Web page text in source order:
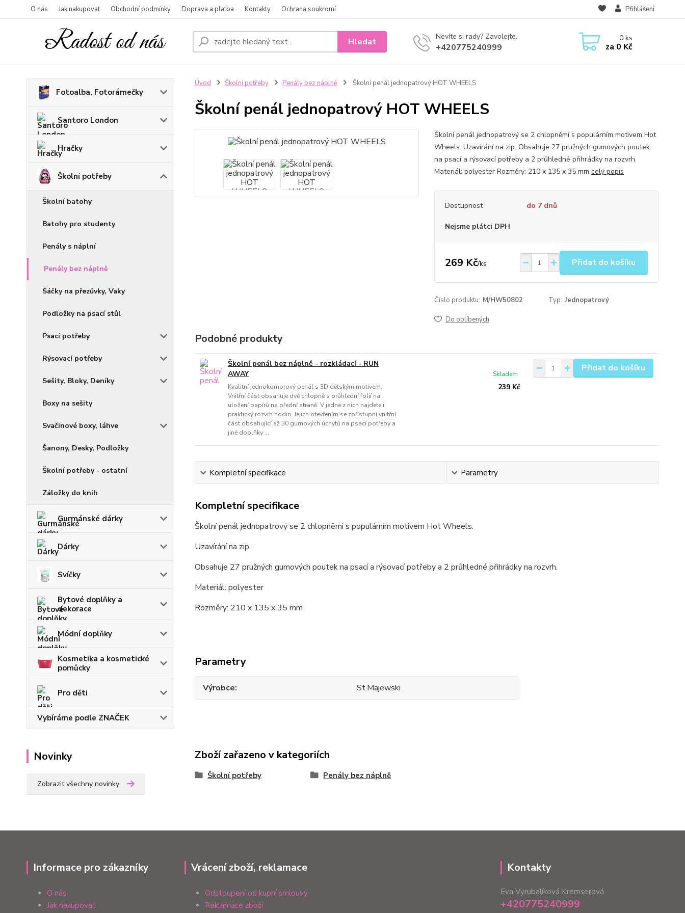
O nás Jak nakupovat Obchodní podmínky Doprava a platba Kontakty Ochrana soukromí Přihlášení
Hledat Nevíte si rady? Zavolejte.
+420775240999
0ks
za 0 Kč
Fotoalba, Fotorámečky
Santoro London
Hračky
Školní potřeby
Školní batohy
Batohy pro studenty
Penály s náplní
Penály bez náplně
Sáčky na přezůvky, Vaky
Podložky na psací stůl
Psací potřeby
Rýsovací potřeby
Sešity, Bloky, Deníky
Boxy na sešity
Svačinové boxy, láhve
Šanony, Desky, Podložky
Školní potřeby - ostatní
Záložky do knih
Gurmánské dárky
Dárky
Svíčky
Bytové doplňky a
dekorace
Módní doplňky
Kosmetika a kosmetické
pomůcky
Pro děti
Vybíráme podle ZNAČEK
Novinky
Zobrazit všechny novinky
Úvod Školní potřeby Penály bez náplně Školní penál jednopatrový HOT WHEELS
Školní penál jednopatrový HOT WHEELS
Školní penál jednopatrový se 2 chlopněmi s populárním motivem Hot
Wheels. Uzavírání na zip. Obsahuje 27 pružných gumových poutek
na psací a rýsovací potřeby a 2 průhledné přihrádky na rozvrh.
Materiál: polyester Rozměry: 210 x 135 x 35 mm celý popis
Dostupnost do 7 dnů
Nejsme plátci DPH
269 Kč/ks Přidat do košíku
Číslo produktu: M/HW50802 Typ: Jednopatrový
Do oblíbených
Podobné produkty
Školní penál bez náplně - rozkládací - RUN
AWAY
Kvalitní jednokomorový penál s 3D dětským motivem.
Vnitřní část obsahuje dvě chlopně s průhlední folií na
uložení papírů na přední straně. V jedné z nich najdete i
praktický rozvrh hodin. Jejich otevřením se zpřístupní vnitřní
část obsahující až 30 gumových úchytů na psací potřeby a
jiné doplňky ...
239 Kč
Skladem
Přidat do košíku
Kompletní specifikace Parametry
Kompletní specifikace
Školní penál jednopatrový se 2 chlopněmi s populárním motivem Hot Wheels.
Uzavírání na zip.
Obsahuje 27 pružných gumových poutek na psací a rýsovací potřeby a 2 průhledné přihrádky na rozvrh.
Materiál: polyester
Rozměry: 210 x 135 x 35 mm
Parametry
Výrobce St.Majewski
Zboží zařazeno v kategoriích
Školní potřeby Penály bez náplně
Informace pro zákazníky
O nás
Jak nakupovat
Vrácení zboží, reklamace
Odstoupení od kupní smlouvy
Reklamace zboží
Kontakty
Eva Vyrubalíková Kremserová
+420775240999